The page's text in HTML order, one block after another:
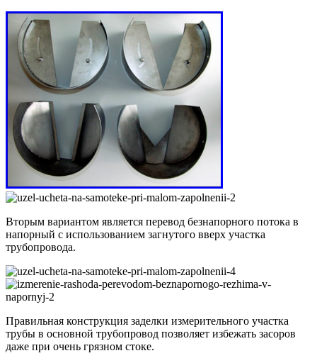
Вторым вариантом является перевод безнапорного потока в
напорный с использованием загнутого вверх участка
трубопровода.
Правильная конструкция заделки измерительного участка
трубы в основной трубопровод позволяет избежать засоров
даже при очень грязном стоке.